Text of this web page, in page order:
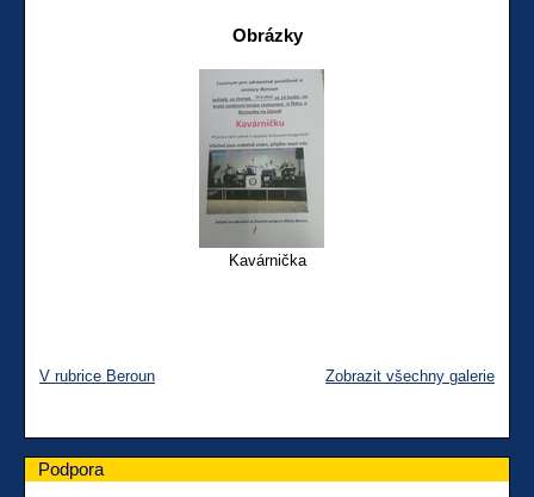
Obrázky
Kavárnička
V rubrice Beroun Zobrazit všechny galerie
Podpora